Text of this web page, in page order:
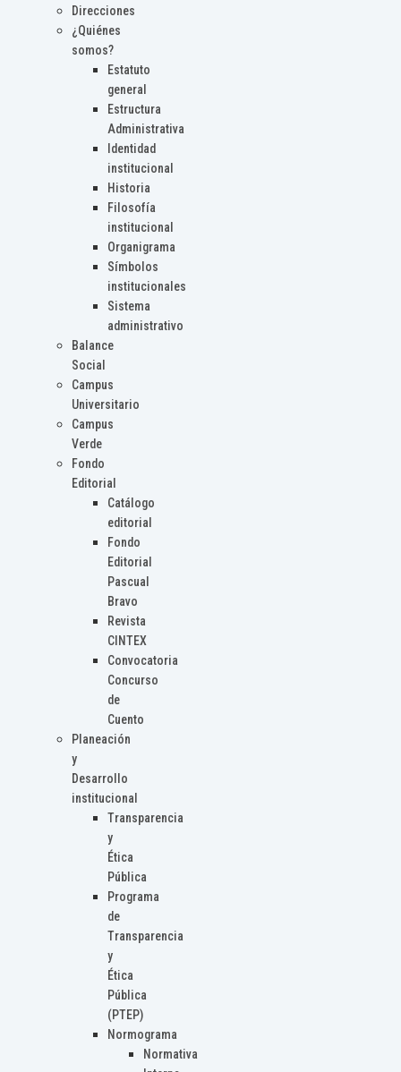
Direcciones
¿Quiénes
somos?
Estatuto
general
Estructura
Administrativa
Identidad
institucional
Historia
Filosofía
institucional
Organigrama
Símbolos
institucionales
Sistema
administrativo
Balance
Social
Campus
Universitario
Campus
Verde
Fondo
Editorial
Catálogo
editorial
Fondo
Editorial
Pascual
Bravo
Revista
CINTEX
Convocatoria
Concurso
de
Cuento
Planeación
y
Desarrollo
institucional
Transparencia
y
Ética
Pública
Programa
de
Transparencia
y
Ética
Pública
(PTEP)
Normograma
Normativa